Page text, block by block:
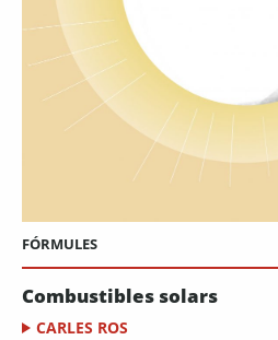
FÓRMULES
Combustibles solars
CARLES ROS